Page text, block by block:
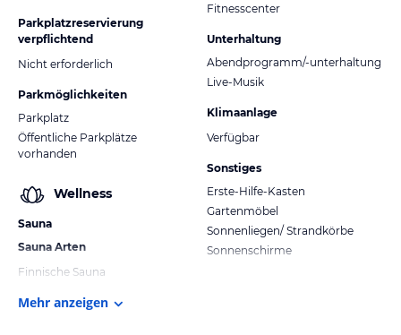
Parkplatzreservierung
verpflichtend
Nicht erforderlich
Parkmöglichkeiten
Parkplatz
Öffentliche Parkplätze
vorhanden
Wellness
Sauna
Sauna Arten
Finnische Sauna
Fitnesscenter
Unterhaltung
Abendprogramm/-unterhaltung
Live-Musik
Klimaanlage
Verfügbar
Sonstiges
Erste-Hilfe-Kasten
Gartenmöbel
Sonnenliegen/ Strandkörbe
Sonnenschirme
Mehr anzeigen